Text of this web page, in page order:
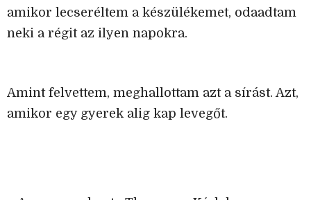
amikor lecseréltem a készülékemet, odaadtam
neki a régit az ilyen napokra.
Amint felvettem, meghallottam azt a sírást. Azt,
amikor egy gyerek alig kap levegőt.